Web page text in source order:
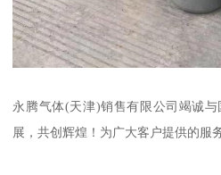
永腾气体(天津)销售有限公司竭诚
展，共创辉煌！为广大客户提供的服